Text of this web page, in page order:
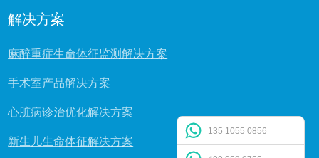
解决方案
麻醉重症生命体征监测解决方案
手术室产品解决方案
心脏病诊治优化解决方案
新生儿生命体征解决方案
135 1055 0856